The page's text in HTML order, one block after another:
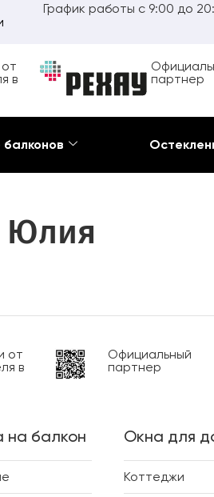
График работы с 9:00 до
в
партнер
Юлия
от
в
Официальный
партнер
на балкон Окна для
Коттеджи